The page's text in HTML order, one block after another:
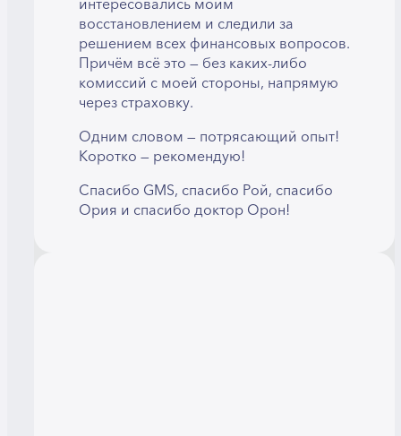
восстановлением и следили за
решением всех финансовых вопросов.
Причём всё это — без каких-либо
комиссий с моей стороны, напрямую
через страховку.
Одним словом — потрясающий опыт!
Коротко — рекомендую!
Спасибо GMS, спасибо Рой, спасибо
Ория и спасибо доктор Орон!